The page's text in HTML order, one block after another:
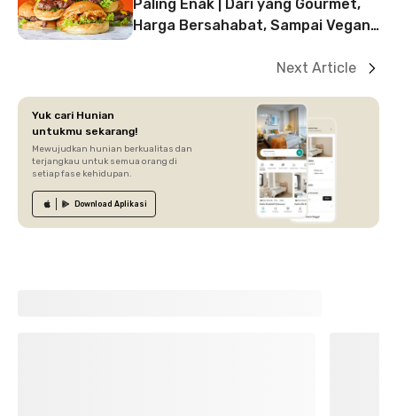
Paling Enak | Dari yang Gourmet,
Harga Bersahabat, Sampai Vegan-
Next Article
Yuk cari Hunian
untukmu sekarang!
Mewujudkan hunian berkualitas dan
terjangkau untuk semua orang di
setiap fase kehidupan.
Download Aplikasi